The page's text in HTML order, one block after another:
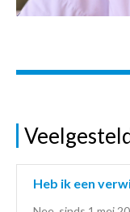
Heb ik een